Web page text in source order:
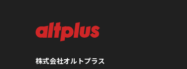
株式会社オルトプラス